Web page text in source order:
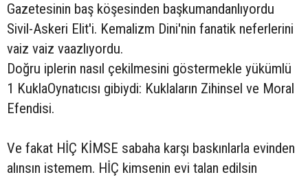
Gazetesinin baş köşesinden başkumandanlıyordu
Sivil-Askeri Elit'i. Kemalizm Dini'nin fanatik neferlerini
vaiz vaiz vaazlıyordu.
Doğru iplerin nasıl çekilmesini göstermekle yükümlü
1 KuklaOynatıcısı gibiydi: Kuklaların Zihinsel ve Moral
Efendisi.
Ve fakat HİÇ KİMSE sabaha karşı baskınlarla evinden
alınsın istemem. HİÇ kimsenin evi talan edilsin